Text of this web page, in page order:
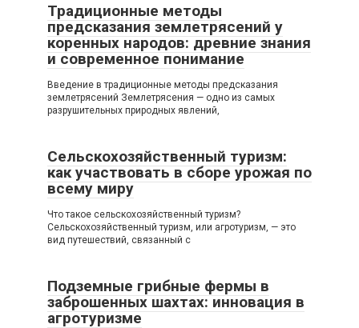
Традиционные методы
предсказания землетрясений у
коренных народов: древние знания
и современное понимание
Введение в традиционные методы предсказания
землетрясений Землетрясения — одно из самых
разрушительных природных явлений,
Сельскохозяйственный туризм:
как участвовать в сборе урожая по
всему миру
Что такое сельскохозяйственный туризм?
Сельскохозяйственный туризм, или агротуризм, — это
вид путешествий, связанный с
Подземные грибные фермы в
заброшенных шахтах: инновация в
агротуризме